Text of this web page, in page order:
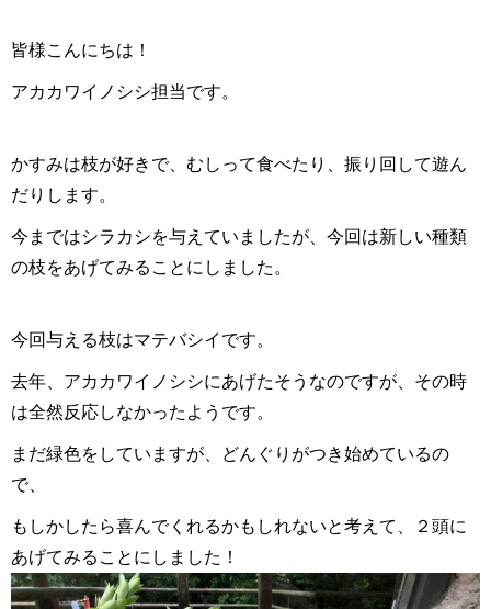
皆様こんにちは！
アカカワイノシシ担当です。
かすみは枝が好きで、むしって食べたり、振り回して遊ん
だりします。
今まではシラカシを与えていましたが、今回は新しい種類
の枝をあげてみることにしました。
今回与える枝はマテバシイです。
去年、アカカワイノシシにあげたそうなのですが、その時
は全然反応しなかったようです。
まだ緑色をしていますが、どんぐりがつき始めているの
で、
もしかしたら喜んでくれるかもしれないと考えて、２頭に
あげてみることにしました！